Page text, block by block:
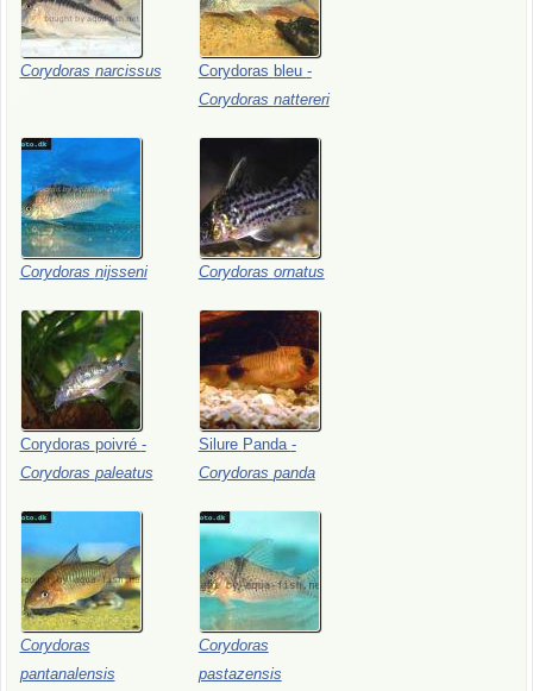
Corydoras narcissus Corydoras bleu -
Corydoras nattereri
Corydoras nijsseni Corydoras ornatus
Corydoras poivré -
Corydoras paleatus
Silure Panda -
Corydoras panda
Corydoras
pantanalensis
Corydoras
pastazensis